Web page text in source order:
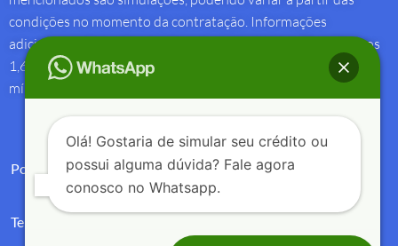
condições no momento da contratação. Informações
adicionais sobre antecipação saque-aniversário: Taxa de juros
1,69% a.m e Custo Efetivo Total máximo de 1,92% a.m. e
mínimo de 1,88% a.m.
Política de Privacidade
Termos de Uso
Olá! Gostaria de simular seu crédito ou
possui alguma dúvida? Fale agora
conosco no Whatsapp.